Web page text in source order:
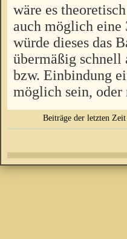
wäre es
auch möglich eine
würde dieses das
übermäßig schnell
bzw. Einbindung
möglich sein, oder
Beiträge der letzten Zeit